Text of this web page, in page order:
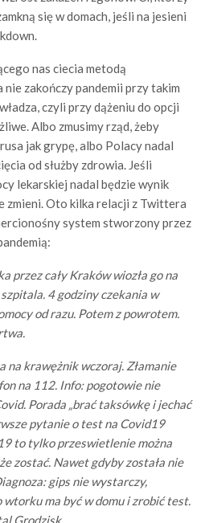
się w domach, jeśli na jesieni
nas ciecia metodą
nie zakończy pandemii przy takim
czyli przy dążeniu do opcji
Albo zmusimy rząd, żeby
jak grypę, albo Polacy nadal
od służby zdrowia. Jeśli
lekarskiej nadal będzie wynik
zmieni. Oto kilka relacji z Twittera
system stworzony przez
przez cały Kraków wiozła go na
4 godziny czekania w
od razu. Potem z powrotem.
na krawężnik wczoraj. Złamanie
na 112. Info: pogotowie nie
Porada „brać taksówkę i jechać
pytanie o test na Covid19
to tylko przeswietlenie można
zostać. Nawet gdyby została nie
gips nie wystarczy,
ma być w domu i zrobić test.
Grodzisk.